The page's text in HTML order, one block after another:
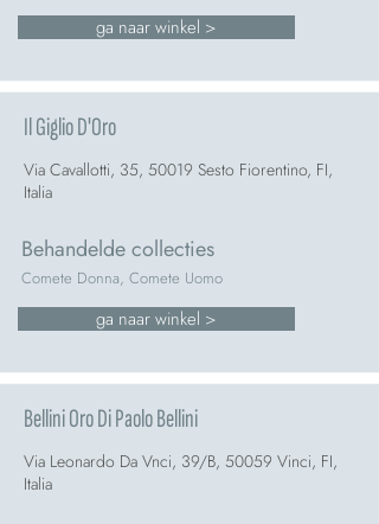
ga naar winkel >
Il Giglio D'Oro
Via Cavallotti, 35, 50019 Sesto Fiorentino, FI,
Italia
Behandelde collecties
Comete Donna, Comete Uomo
ga naar winkel >
Bellini Oro Di Paolo Bellini
Via Leonardo Da Vnci, 39/B, 50059 Vinci, FI,
Italia